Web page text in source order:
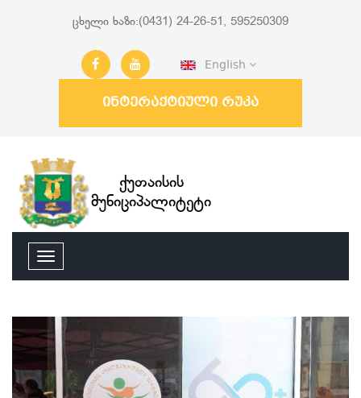
ცხელი ხაზი:(0431) 24-26-51, 595250309
English
ინტერაქტიული რუკა
ქუთაისის
მუნიციპალიტეტი